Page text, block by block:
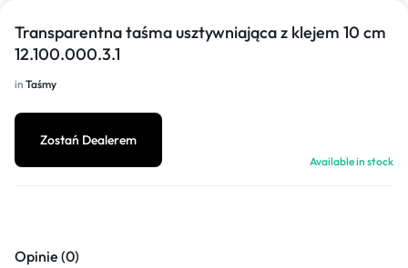
Transparentna taśma usztywniająca z klejem 10 cm
12.100.000.3.1
in Taśmy
Zostań Dealerem
Available in stock
Opinie (0)